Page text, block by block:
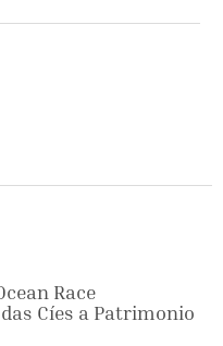
Race
Cíes a Patrimonio